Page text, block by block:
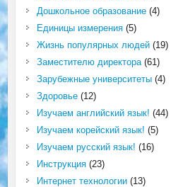
Дошкольное образование(4)
Единицы измерения(5)
Жизнь популярных людей(19)
Заместителю директора(61)
Зарубежные университеты(4)
Здоровье(12)
Изучаем английский язык! (44)
Изучаем корейский язык! (5)
Изучаем русский язык! (16)
Инструкция(23)
Интернет технологии(13)